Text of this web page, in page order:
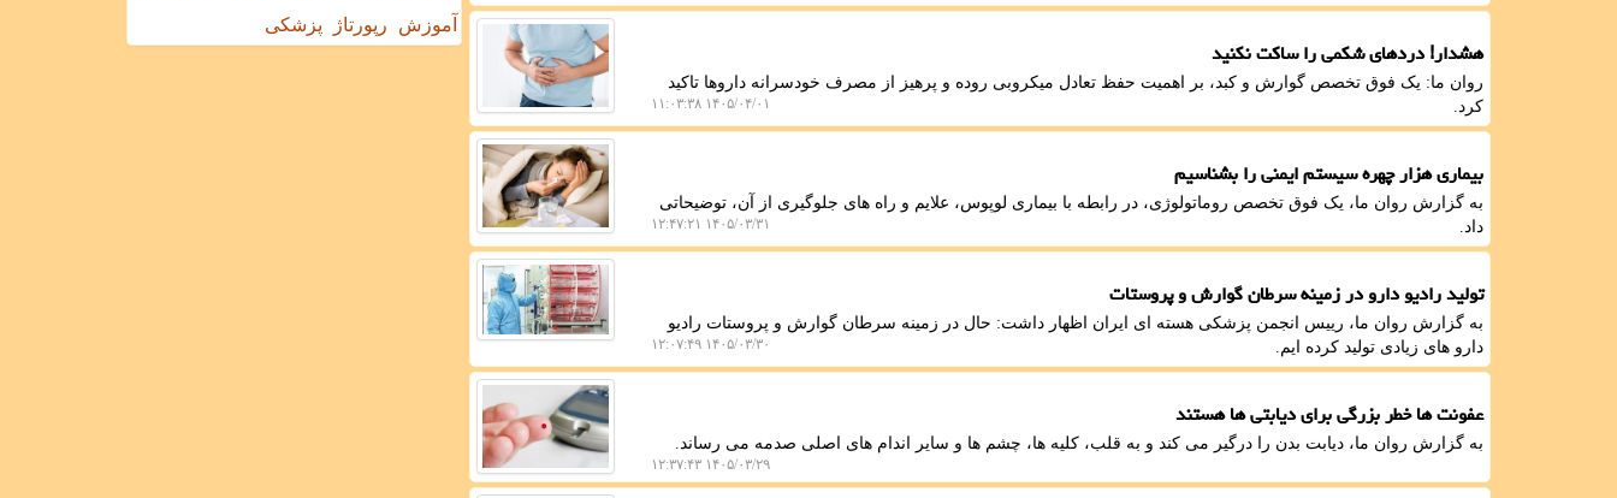
هشدار! دردهای شکمی را ساکت نکنید
روان ما: یک فوق تخصص گوارش و کبد، بر اهمیت حفظ تعادل میکروبی روده و پرهیز از مصرف خودسرانه داروها تاکید
کرد.
۱۴۰۵/۰۴/۰۱ ۱۱:۰۳:۳۸
بیماری هزار چهره سیستم ایمنی را بشناسیم
به گزارش روان ما، یک فوق تخصص روماتولوژی، در رابطه با بیماری لوپوس، علایم و راه های جلوگیری از آن، توضیحاتی
داد.
۱۴۰۵/۰۳/۳۱ ۱۲:۴۷:۲۱
تولید رادیو دارو در زمینه سرطان گوارش و پروستات
به گزارش روان ما، رییس انجمن پزشکی هسته ای ایران اظهار داشت: حال در زمینه سرطان گوارش و پروستات رادیو
دارو های زیادی تولید کرده ایم.
۱۴۰۵/۰۳/۳۰ ۱۲:۰۷:۴۹
عفونت ها خطر بزرگی برای دیابتی ها هستند
به گزارش روان ما، دیابت بدن را درگیر می کند و به قلب، کلیه ها، چشم ها و سایر اندام های اصلی صدمه می رساند.
۱۴۰۵/۰۳/۲۹ ۱۲:۳۷:۴۳
آموزش
رپورتاژ پزشکی